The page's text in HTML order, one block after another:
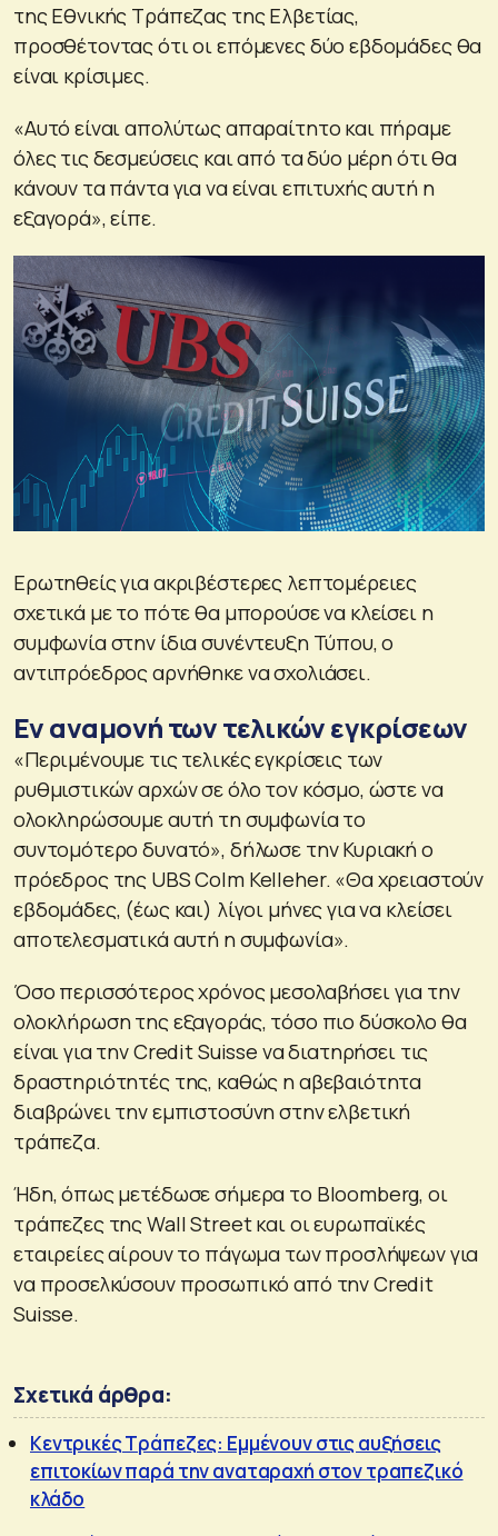
της Εθνικής Τράπεζας της Ελβετίας,
προσθέτοντας ότι οι επόμενες δύο εβδομάδες θα
είναι κρίσιμες.
«Αυτό είναι απολύτως απαραίτητο και πήραμε
όλες τις δεσμεύσεις και από τα δύο μέρη ότι θα
κάνουν τα πάντα για να είναι επιτυχής αυτή η
εξαγορά», είπε.
Ερωτηθείς για ακριβέστερες λεπτομέρειες
σχετικά με το πότε θα μπορούσε να κλείσει η
συμφωνία στην ίδια συνέντευξη Τύπου, ο
αντιπρόεδρος αρνήθηκε να σχολιάσει.
Εν αναμονή των τελικών εγκρίσεων
«Περιμένουμε τις τελικές εγκρίσεις των
ρυθμιστικών αρχών σε όλο τον κόσμο, ώστε να
ολοκληρώσουμε αυτή τη συμφωνία το
συντομότερο δυνατό», δήλωσε την Κυριακή ο
πρόεδρος της UBS Colm Kelleher. «Θα χρειαστούν
εβδομάδες, (έως και) λίγοι μήνες για να κλείσει
αποτελεσματικά αυτή η συμφωνία».
Όσο περισσότερος χρόνος μεσολαβήσει για την
ολοκλήρωση της εξαγοράς, τόσο πιο δύσκολο θα
είναι για την Credit Suisse να διατηρήσει τις
δραστηριότητές της, καθώς η αβεβαιότητα
διαβρώνει την εμπιστοσύνη στην ελβετική
τράπεζα.
Ήδη, όπως μετέδωσε σήμερα το Bloomberg, οι
τράπεζες της Wall Street και οι ευρωπαϊκές
εταιρείες αίρουν το πάγωμα των προσλήψεων για
να προσελκύσουν προσωπικό από την Credit
Suisse.
Σχετικά άρθρα:
Κεντρικές Τράπεζες: Εμμένουν στις αυξήσεις
επιτοκίων παρά την αναταραχή στον τραπεζικό
κλάδο